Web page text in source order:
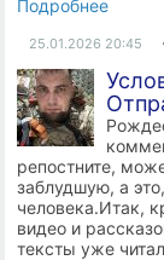
Подробнее
25.01.2026 20:45
репостните,
заблудшую, а
человека.Итак,
видео и
тексты уже